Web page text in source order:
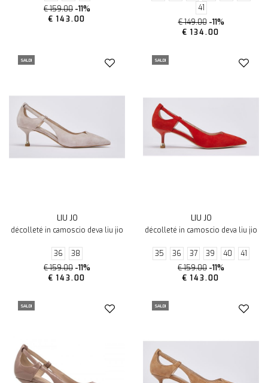
€ 159.00 -11%
€ 143.00
41
€ 149.00 -11%
€ 134.00
SALDI
LIU JO
décolleté in camoscio deva liu jio
36
38
€ 159.00 -11%
€ 143.00
SALDI
LIU JO
décolleté in camoscio deva liu jio
35 36 37 39 40
41
€ 159.00 -11%
€ 143.00
SALDI SALDI